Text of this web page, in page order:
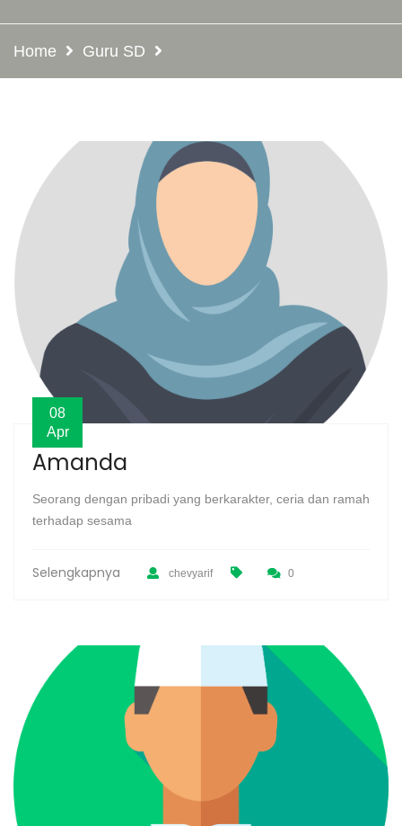
Home Guru SD
08
Apr
Amanda
Seorang dengan pribadi yang berkarakter, ceria dan ramah
terhadap sesama
Selengkapnya chevyarif 0